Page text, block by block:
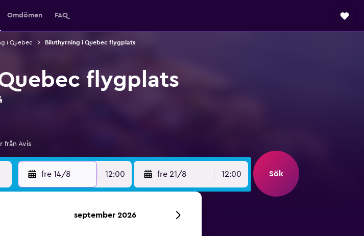
Omdömen FAQ
i Quebec Biluthyrning i Quebec flygplats
flygplats
från Avis
fre 14/8 12:00 fre 21/8 12:00 Sök
september 2026